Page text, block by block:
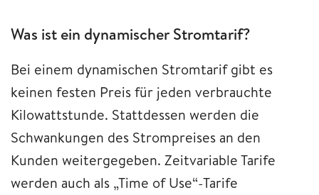
Was ist ein dynamischer Stromtarif?
Bei einem dynamischen Stromtarif gibt es
keinen festen Preis für jeden verbrauchte
Kilowattstunde. Stattdessen werden die
Schwankungen des Strompreises an den
Kunden weitergegeben. Zeitvariable Tarife
werden auch als „Time of Use“-Tarife